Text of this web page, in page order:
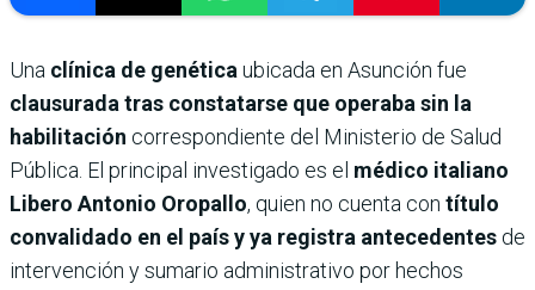
Una clínica de genética ubicada en Asunción fue
clausurada tras constatarse que operaba sin la
habilitación correspondiente del Ministerio de Salud
Pública. El principal investigado es el médico italiano
Libero Antonio Oropallo, quien no cuenta con título
convalidado en el país y ya registra antecedentes de
intervención y sumario administrativo por hechos